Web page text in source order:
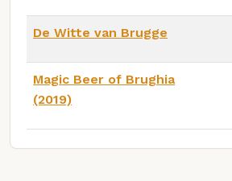
De Witte van Brugge
Magic Beer of Brughia
(2019)